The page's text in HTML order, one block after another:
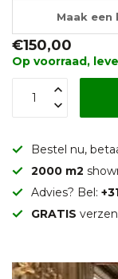
Maak een
€150,00
Op voorraad,
Bestel nu,
2000 m2
Advies? Bel:
GRATIS